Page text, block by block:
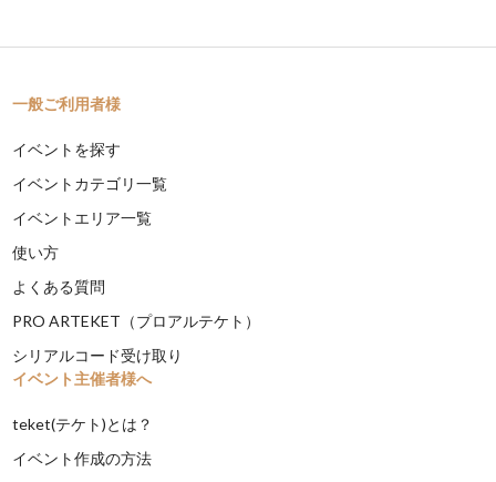
一般ご利用者様
イベントを探す
イベントカテゴリ一覧
イベントエリア一覧
使い方
よくある質問
PRO ARTEKET（プロアルテケト）
シリアルコード受け取り
イベント主催者様へ
teket(テケト)とは？
イベント作成の方法